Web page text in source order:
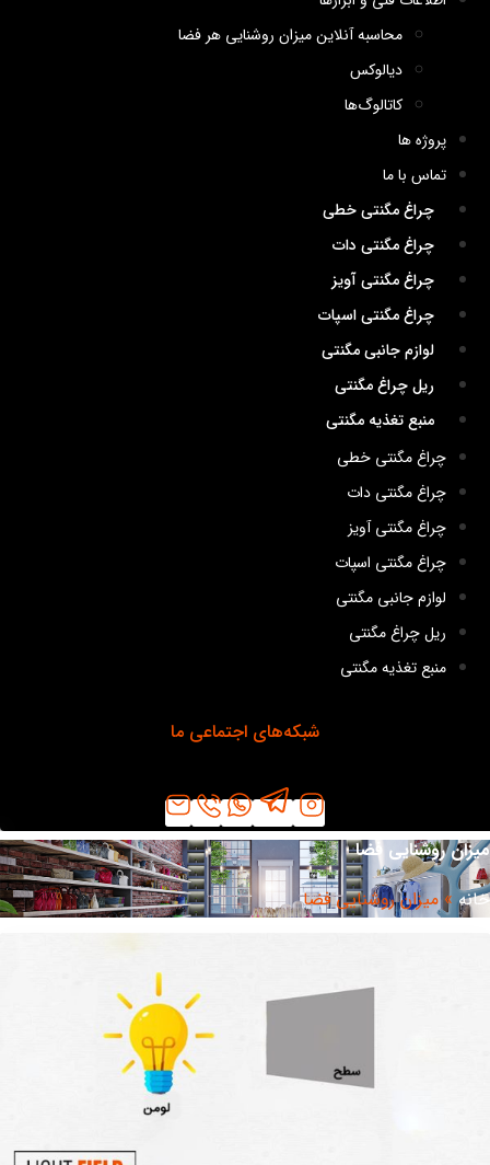
محاسبه آنلاین میزان روشنایی هر فضا
دیالوکس
کاتالوگ‌ها
پروژه ها
تماس با ما
چراغ مگنتی خطی
چراغ مگنتی دات
چراغ مگنتی آویز
چراغ مگنتی اسپات
لوازم جانبی مگنتی
ریل چراغ مگنتی
منبع تغذیه مگنتی
چراغ مگنتی خطی
چراغ مگنتی دات
چراغ مگنتی آویز
چراغ مگنتی اسپات
لوازم جانبی مگنتی
ریل چراغ مگنتی
منبع تغذیه مگنتی
شبکه‌های اجتماعی ما
روشنایی فضا
»میزان روشنایی فضا